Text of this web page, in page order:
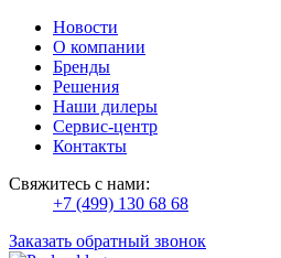
Новости
О компании
Бренды
Решения
Наши дилеры
Сервис-центр
Контакты
Свяжитесь с нами:
+7 (499) 130 68 68
Заказать обратный звонок